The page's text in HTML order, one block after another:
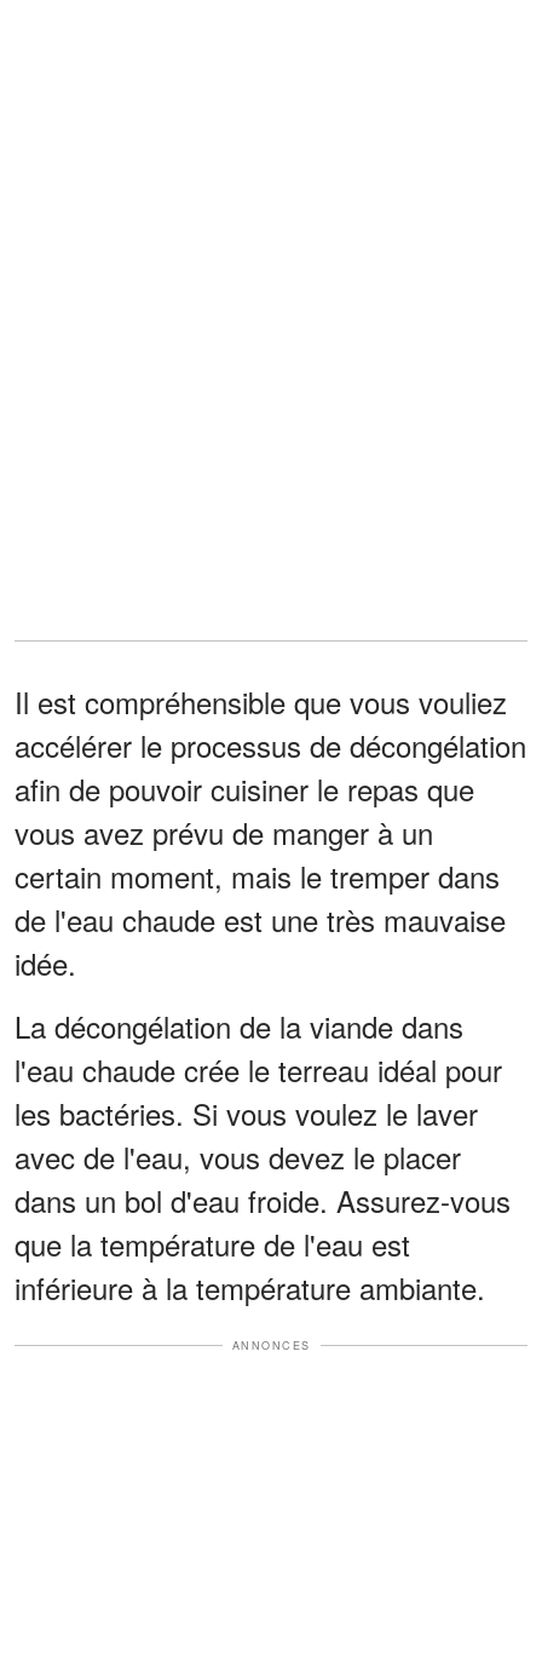
Il est compréhensible que vous vouliez
accélérer le processus de décongélation
afin de pouvoir cuisiner le repas que
vous avez prévu de manger à un
certain moment, mais le tremper dans
de l'eau chaude est une très mauvaise
idée.
La décongélation de la viande dans
l'eau chaude crée le terreau idéal pour
les bactéries. Si vous voulez le laver
avec de l'eau, vous devez le placer
dans un bol d'eau froide. Assurez-vous
que la température de l'eau est
inférieure à la température ambiante.
ANNONCES